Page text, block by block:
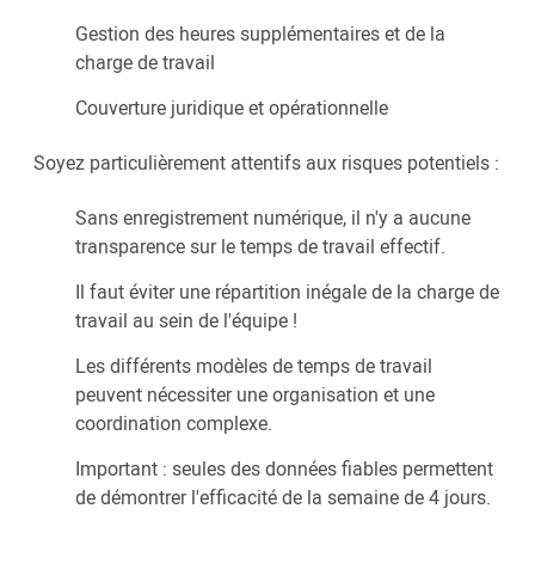
Gestion des heures supplémentaires et de la
charge de travail
Couverture juridique et opérationnelle
Soyez particulièrement attentifs aux risques potentiels :
Sans enregistrement numérique, il n'y a aucune
transparence sur le temps de travail effectif.
Il faut éviter une répartition inégale de la charge de
travail au sein de l'équipe !
Les différents modèles de temps de travail
peuvent nécessiter une organisation et une
coordination complexe.
Important : seules des données fiables permettent
de démontrer l'efficacité de la semaine de 4 jours.